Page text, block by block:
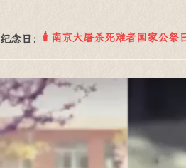
纪念日： 南京大屠杀死难者国家公祭